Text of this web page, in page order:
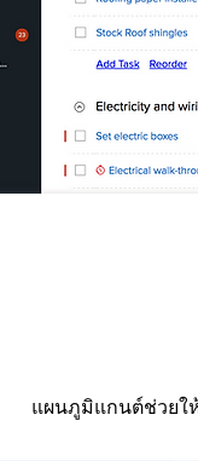
แผนภูมิแกนต์ช่วยใ